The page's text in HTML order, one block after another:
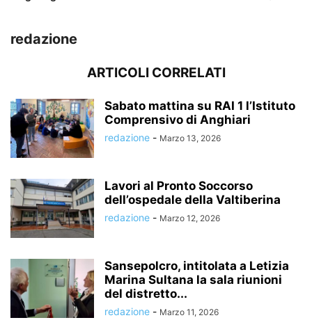
redazione
ARTICOLI CORRELATI
Sabato mattina su RAI 1 l’Istituto
Comprensivo di Anghiari
redazione - Marzo 13, 2026
Lavori al Pronto Soccorso
dell’ospedale della Valtiberina
redazione - Marzo 12, 2026
Sansepolcro, intitolata a Letizia
Marina Sultana la sala riunioni
del distretto...
redazione - Marzo 11, 2026